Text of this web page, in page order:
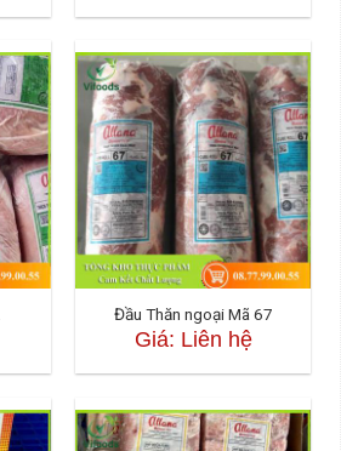
Đầu Thăn ngoại Mã 67
Giá: Liên hệ